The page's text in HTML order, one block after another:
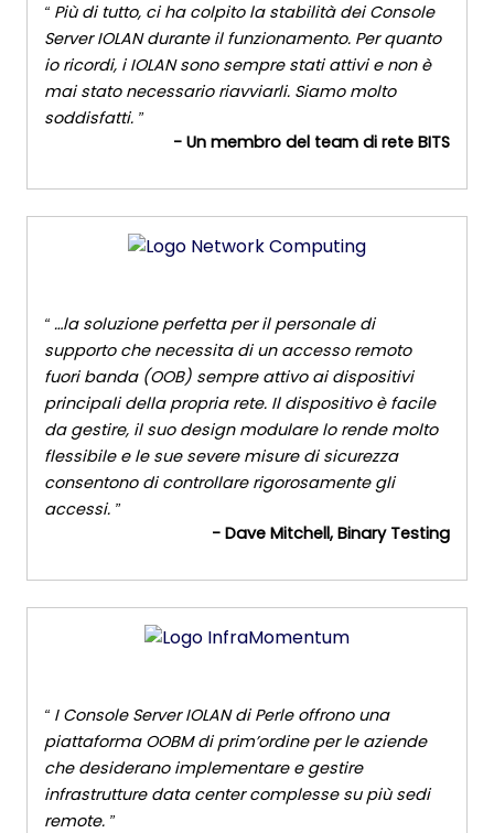
Più di tutto, ci ha colpito la stabilità dei Console
Server IOLAN durante il funzionamento. Per quanto
io ricordi, i IOLAN sono sempre stati attivi e non è
mai stato necessario riavviarli. Siamo molto
soddisfatti.
- Un membro del team di rete BITS
…la soluzione perfetta per il personale di
supporto che necessita di un accesso remoto
fuori banda (OOB) sempre attivo ai dispositivi
principali della propria rete. Il dispositivo è facile
da gestire, il suo design modulare lo rende molto
flessibile e le sue severe misure di sicurezza
consentono di controllare rigorosamente gli
accessi.
- Dave Mitchell, Binary Testing
I Console Server IOLAN di Perle offrono una
piattaforma OOBM di prim’ordine per le aziende
che desiderano implementare e gestire
infrastrutture data center complesse su più sedi
remote.